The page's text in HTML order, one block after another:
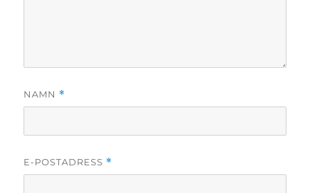
NAMN *
E-POSTADRESS *